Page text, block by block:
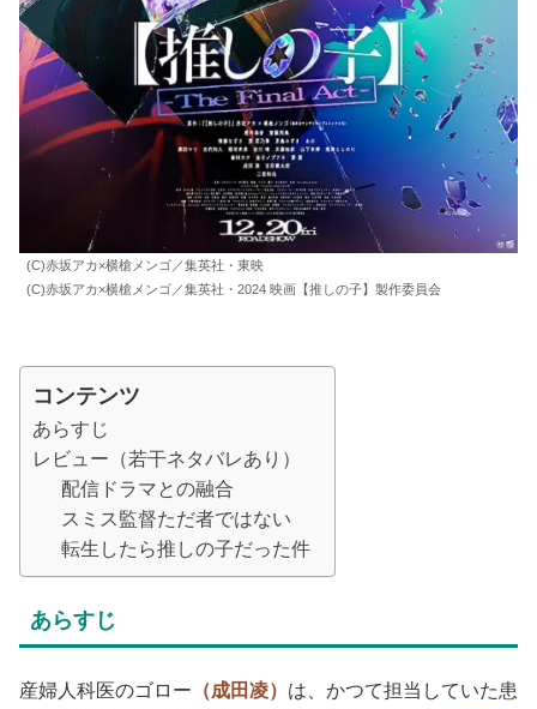
(C)赤坂アカ×横槍メンゴ／集英社・東映
(C)赤坂アカ×横槍メンゴ／集英社・2024 映画【推しの子】製作委員会
コンテンツ
あらすじ
レビュー（若干ネタバレあり）
配信ドラマとの融合
スミス監督ただ者ではない
転生したら推しの子だった件
あらすじ
産婦人科医のゴロー （成田凌） は、かつて担当していた患